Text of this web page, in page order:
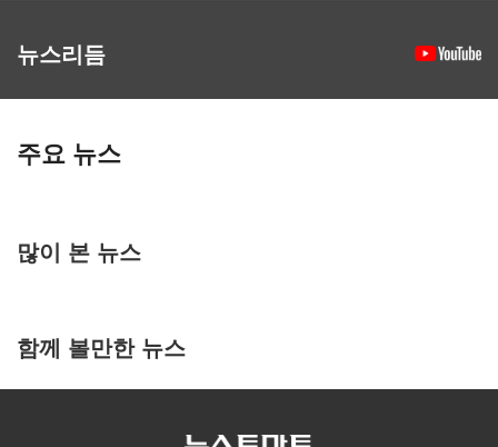
뉴스리듬
주요 뉴스
많이 본 뉴스
함께 볼만한 뉴스